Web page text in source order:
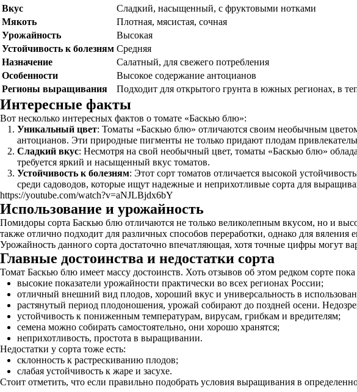
Вкус
Сладкий, насыщенный, с фруктовыми нотками
Мякоть
Плотная, мясистая, сочная
Урожайность
Высокая
Устойчивость к болезням Средняя
Назначение
Салатный, для свежего потребления
Особенности
Высокое содержание антоцианов
Регионы выращивания
Подходит для открытого грунта в южных регионах, в
Интересные факты
Вот несколько интересных фактов о томате «Баскью блю»:
Уникальный цвет: Томаты «Баскью блю» отличаются своим необычным
антоцианов. Эти природные пигменты не только придают плодам
Сладкий вкус: Несмотря на свой необычный цвет, томаты «Баскью блю»
требуется яркий и насыщенный вкус томатов.
Устойчивость к болезням: Этот сорт томатов отличается высокой
среди садоводов, которые ищут надежные и неприхотливые сорта для
https://youtube.com/watch?v=aNJLBjdx6bY
Использование и урожайность
Помидоры сорта Баскью блю отличаются не только великолепным вкусом, но и
также отлично подходит для различных способов переработки, однако для вяления
Урожайность данного сорта достаточно впечатляющая, хотя точные цифры могут
Главные достоинства и недостатки сорта
Томат Баскью блю имеет массу достоинств. Хоть отзывов об этом редком сорте
высокие показатели урожайности практически во всех регионах России;
отличный внешний вид плодов, хороший вкус и универсальность в
растянутый период плодоношения, урожай собирают до поздней осени.
устойчивость к пониженным температурам, вирусам, грибкам и вредителям;
семена можно собирать самостоятельно, они хорошо хранятся;
неприхотливость, простота в выращивании.
Недостатки у сорта тоже есть:
склонность к растрескиванию плодов;
слабая устойчивость к жаре и засухе.
Стоит отметить, что если правильно подобрать условия выращивания в